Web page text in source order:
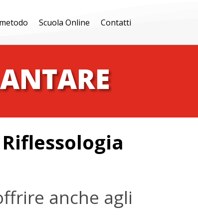
Scuola Online Contatti
anche agli